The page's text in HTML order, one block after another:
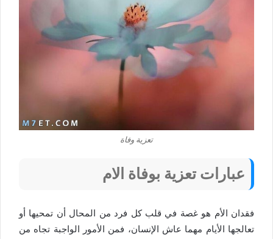
تعزية وفاة
عبارات تعزية بوفاة الام
فقدان الأم هو غصة في قلب كل فرد من المحال أن تمحيها أو
تعالجها الأيام مهما عاش الإنسان، فمن الأمور الواجبة تجاه من